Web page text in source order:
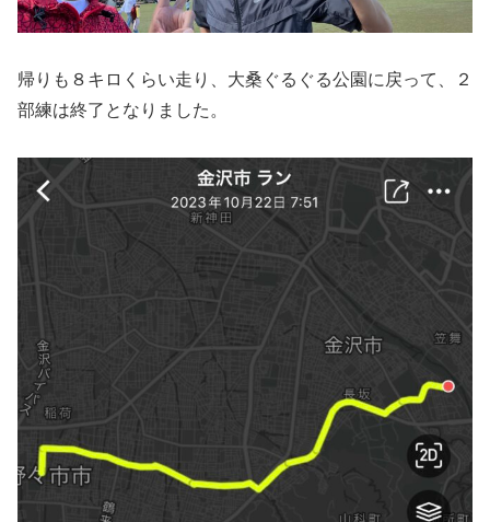
帰りも８キロくらい走り、大桑ぐるぐる公園に戻って、２
部練は終了となりました。